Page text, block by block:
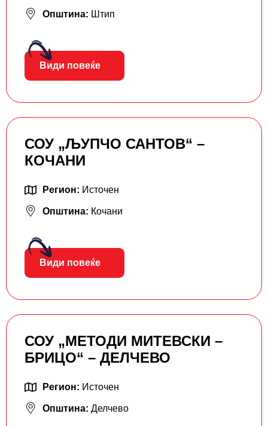
Општина: Штип
Види повеќе
СОУ „ЉУПЧО САНТОВ“ –
КОЧАНИ
Регион: Источен
Општина: Кочани
Види повеќе
СОУ „МЕТОДИ МИТЕВСКИ –
БРИЦО“ – ДЕЛЧЕВО
Регион: Источен
Општина: Делчево